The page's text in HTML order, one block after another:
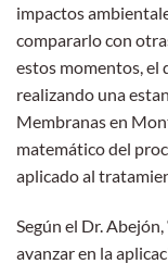
impactos
compararlo con
estos momentos, el
realizando una
Membranas en
matemático del
aplicado al
Según el Dr.
avanzar en la